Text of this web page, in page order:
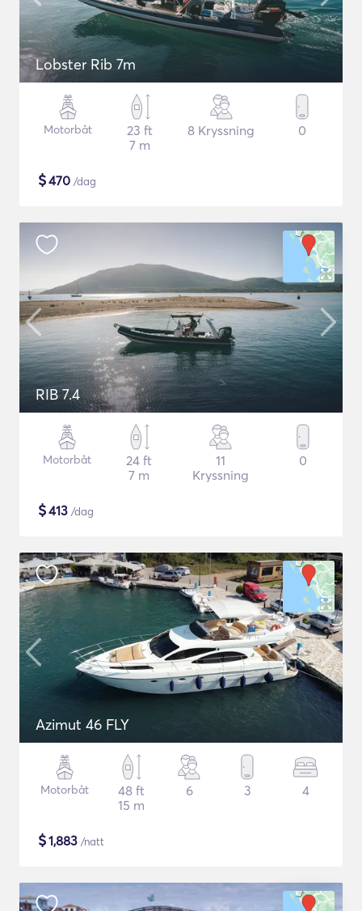
Lobster Rib 7m
Motorbåt
23 ft
7 m
8 Kryssning 0
$470 /dag
RIB 7.4
Motorbåt
24 ft
7 m
11
Kryssning
0
$413 /dag
Azimut 46 FLY
Motorbåt
48 ft
15 m
6 3 4
$1,883 /natt